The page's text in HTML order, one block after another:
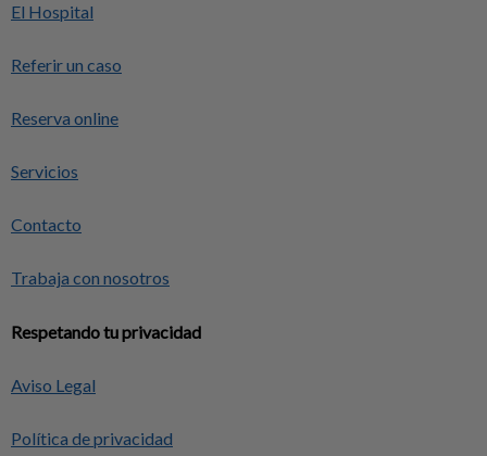
El Hospital
Referir un caso
Reserva online
Servicios
Contacto
Trabaja con nosotros
Respetando tu privacidad
Aviso Legal
Política de privacidad